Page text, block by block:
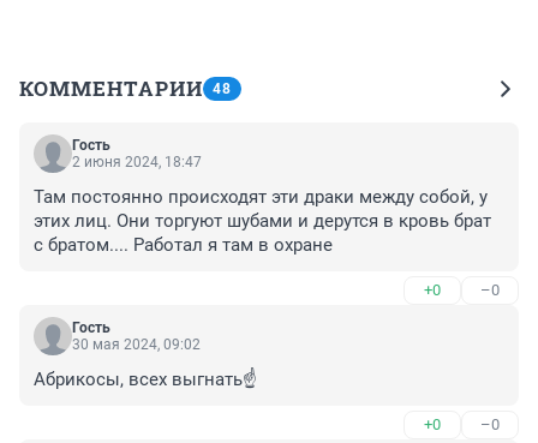
КОММЕНТАРИИ 48
Гость
2 июня 2024, 18:47
Там постоянно происходят эти драки между собой, у
этих лиц. Они торгуют шубами и дерутся в кровь брат
с братом.... Работал я там в охране
+0 –0
Гость
30 мая 2024, 09:02
Абрикосы, всех выгнать☝️
+0 –0